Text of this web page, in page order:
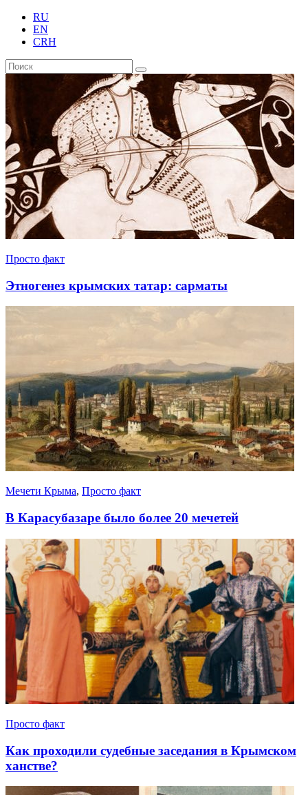
RU
EN
CRH
Просто факт
Этногенез крымских татар: сарматы
Мечети Крыма, Просто факт
В Карасубазаре было более 20 мечетей
Просто факт
Как проходили судебные заседания в Крымском
ханстве?